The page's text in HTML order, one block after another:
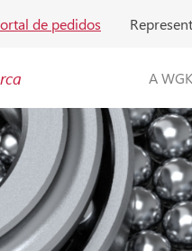
de pedidos
A WGK